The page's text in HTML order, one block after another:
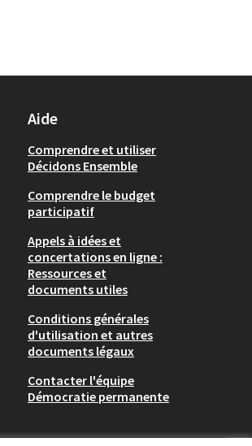
Aide
Comprendre et utiliser
Décidons Ensemble
Comprendre le budget
participatif
Appels à idées et
concertations en ligne :
Ressources et
documents utiles
Conditions générales
d'utilisation et autres
documents légaux
Contacter l'équipe
Démocratie permanente